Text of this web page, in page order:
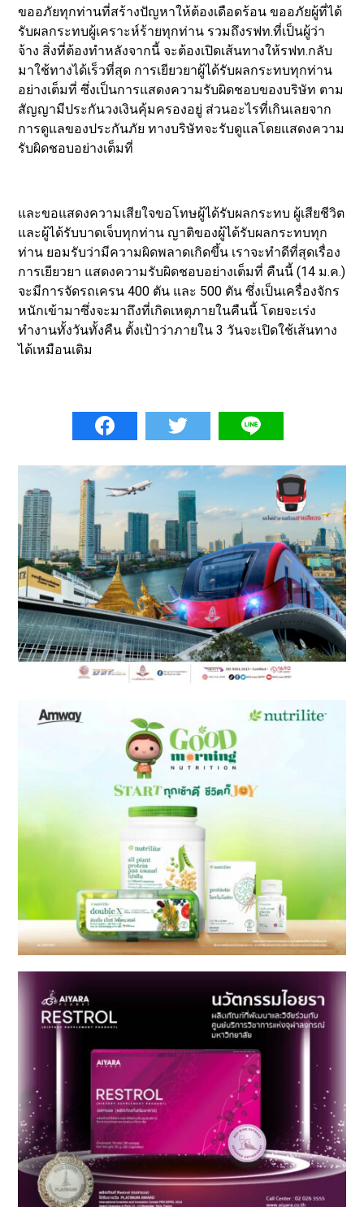
ขออภัยทุกท่านที่สร้างปัญหาให้ต้องเดือดร้อน ขออภัยผู้ที่ได้
รับผลกระทบผู้เคราะห์ร้ายทุกท่าน รวมถึงรฟท.ที่เป็นผู้ว่า
จ้าง สิ่งที่ต้องทำหลังจากนี้ จะต้องเปิดเส้นทางให้รฟท.กลับ
มาใช้ทางได้เร็วที่สุด การเยียวยาผู้ได้รับผลกระทบทุกท่าน
อย่างเต็มที่ ซึ่งเป็นการแสดงความรับผิดชอบของบริษัท ตาม
สัญญามีประกันวงเงินคุ้มครองอยู่ ส่วนอะไรที่เกินเลยจาก
การดูแลของประกันภัย ทางบริษัทจะรับดูแลโดยแสดงความ
รับผิดชอบอย่างเต็มที่
และขอแสดงความเสียใจขอโทษผู้ได้รับผลกระทบ ผู้เสียชีวิต
และผู้ได้รับบาดเจ็บทุกท่าน ญาติของผู้ได้รับผลกระทบทุก
ท่าน ยอมรับว่ามีความผิดพลาดเกิดขึ้น เราจะทำดีที่สุดเรื่อง
การเยียวยา แสดงความรับผิดชอบอย่างเต็มที่ คืนนี้ (14 ม.ค.)
จะมีการจัดรถเครน 400 ตัน และ 500 ตัน ซึ่งเป็นเครื่องจักร
หนักเข้ามาซึ่งจะมาถึงที่เกิดเหตุภายในคืนนี้ โดยจะเร่ง
ทำงานทั้งวันทั้งคืน ตั้งเป้าว่าภายใน 3 วันจะเปิดใช้เส้นทาง
ได้เหมือนเดิม